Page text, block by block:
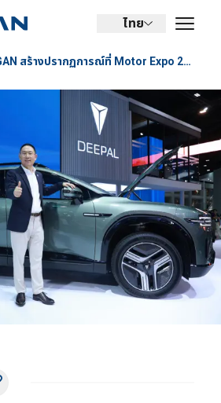
ไทย
CHANGAN สร้างปรากฏการณ์ที่ Motor Expo 2024 เปิดตัว DEEPAL E07 ยานยนต์ไฟฟ้าแห่งอนาคต!